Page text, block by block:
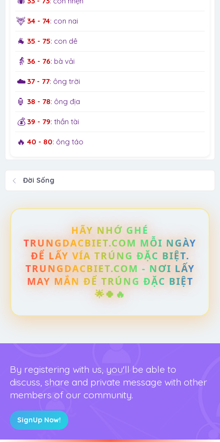
🦌 34 - 74: con nai
🐐 35 - 75: con dê
👵 36 - 76: bà vải
☁️ 37 - 77: ông trời
🏮 38 - 78: ông địa
💰 39 - 79: thần tài
🔥 40 - 80: ông táo
Đời Sống
HÃY NHỚ GHÉ
TRUNGDACBIET.COM MỖI NGÀY
ĐỂ LẤY VÍA TRÚNG ĐẶC BIỆT.
TRUNGDACBIET.COM - NƠI LẤY
MAY MẮN ĐỂ TRÚNG ĐẶC BIỆT
🌟🍀🔥
By registering with us, you'll be able to
discuss, share and private message with other
members of our community.
SignUp Now!